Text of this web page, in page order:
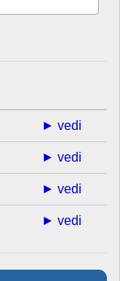
► vedi
► vedi
► vedi
► vedi